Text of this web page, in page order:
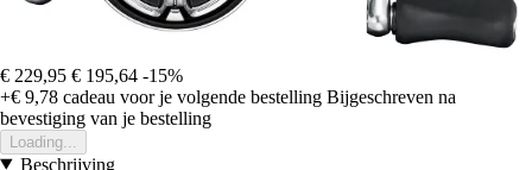
€ 229,95 € 195,64 -15%
+€ 9,78 cadeau voor je volgende bestelling Bijgeschreven na
bevestiging van je bestelling
Loading...
Beschrijving